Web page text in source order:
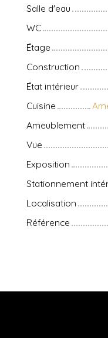
Salle d'eau
WC
Étage
Construction
État intérieur
Cuisine
Ameublement
Vue
Exposition
Stationnement
Localisation
Référence